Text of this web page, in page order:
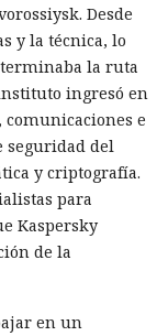
Desde
y la técnica, lo
la ruta
ingresó en
e
seguridad del
y criptografía.
para
Kaspersky
de la
en un